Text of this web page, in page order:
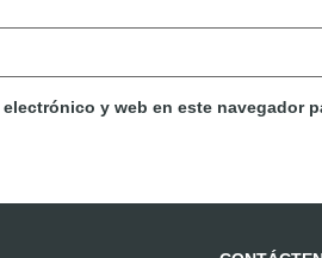
y web en este navegador